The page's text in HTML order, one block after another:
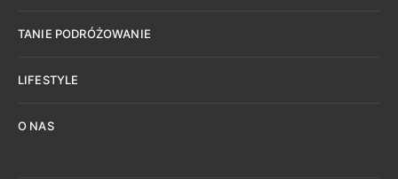
TANIE PODRÓŻOWANIE
LIFESTYLE
O NAS